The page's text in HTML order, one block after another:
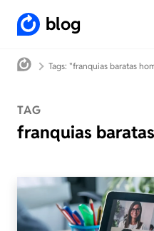
blog
Tags: "franquias baratas
TAG
franquias